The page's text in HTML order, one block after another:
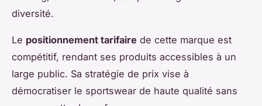
diversité.
Le positionnement tarifaire de cette marque est
compétitif, rendant ses produits accessibles à un
large public. Sa stratégie de prix vise à
démocratiser le sportswear de haute qualité sans